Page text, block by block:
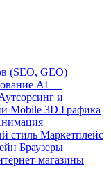
(SEO, GEO)
AI —
и
Mobile 3D Графика
стиль Маркетплейс
Браузеры
магазины